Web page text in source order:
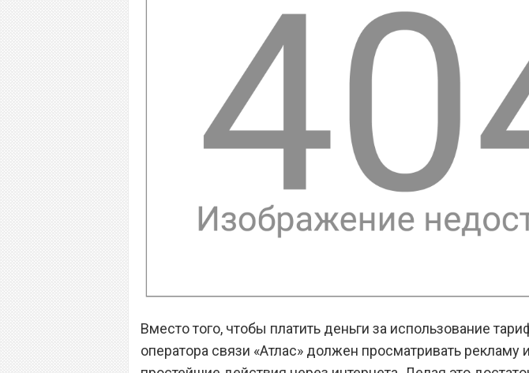
Вместо того, чтобы платить деньги за использование
оператора связи «Атлас» должен просматривать рекламу